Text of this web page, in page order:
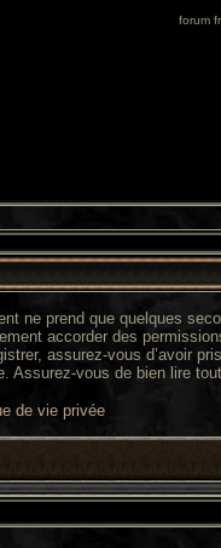
forum
ne prend que quelques
accorder des
assurez-vous d’avoir
Assurez-vous de bien lire
de vie privée